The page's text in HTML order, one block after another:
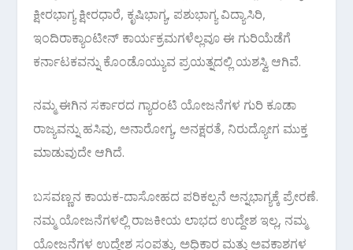
ಕ್ಷೀರಭಾಗ್ಯ ಕ್ಷೀರಧಾರೆ, ಕೃಷಿಭಾಗ್ಯ, ಪಶುಭಾಗ್ಯ ವಿದ್ಯಾಸಿರಿ,
ಇಂದಿರಾಕ್ಯಾಂಟೀನ್ ಕಾರ್ಯಕ್ರಮಗಳೆಲ್ಲವೂ ಈ ಗುರಿಯೆಡೆಗೆ
ಕರ್ನಾಟಕವನ್ನು ಕೊಂಡೊಯ್ಯುವ ಪ್ರಯತ್ನದಲ್ಲಿ ಯಶಸ್ವಿ ಆಗಿವೆ.
ನಮ್ಮ ಈಗಿನ ಸರ್ಕಾರದ ಗ್ಯಾರಂಟಿ ಯೋಜನೆಗಳ ಗುರಿ ಕೂಡಾ
ರಾಜ್ಯವನ್ನು ಹಸಿವು, ಅನಾರೋಗ್ಯ, ಅನಕ್ಷರತೆ, ನಿರುದ್ಯೋಗ ಮುಕ್ತ
ಮಾಡುವುದೇ ಆಗಿದೆ.
ಬಸವಣ್ಣನ ಕಾಯಕ-ದಾಸೋಹದ ಪರಿಕಲ್ಪನೆ ಅನ್ನಭಾಗ್ಯಕ್ಕೆ ಪ್ರೇರಣೆ.
ನಮ್ಮ ಯೋಜನೆಗಳಲ್ಲಿ ರಾಜಕೀಯ ಲಾಭದ ಉದ್ದೇಶ ಇಲ್ಲ, ನಮ್ಮ
ಯೋಜನೆಗಳ ಉದ್ದೇಶ ಸಂಪತ್ತು, ಅಧಿಕಾರ ಮತ್ತು ಅವಕಾಶಗಳ